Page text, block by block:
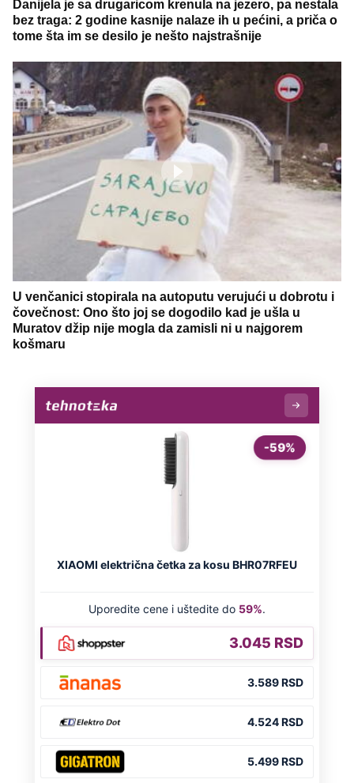
Danijela je sa drugaricom krenula na jezero, pa nestala
bez traga: 2 godine kasnije nalaze ih u pećini, a priča o
tome šta im se desilo je nešto najstrašnije
U venčanici stopirala na autoputu verujući u dobrotu i
čovečnost: Ono što joj se dogodilo kad je ušla u
Muratov džip nije mogla da zamisli ni u najgorem
košmaru